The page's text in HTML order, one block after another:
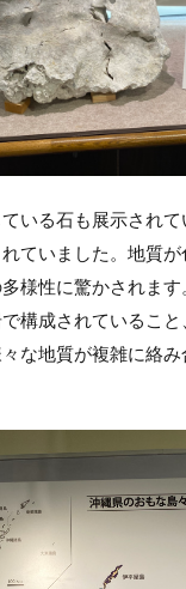
いる石も展示され
ていました。地質
様性に驚かされま
構成されているこ
な地質が複雑に絡み